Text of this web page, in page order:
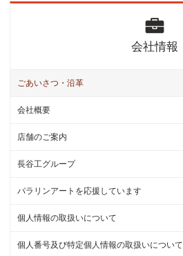
会社情報
ごあいさつ・沿革
会社概要
店舗のご案内
長谷工グループ
パラリンアートを応援しています
個人情報の取扱いについて
個人番号及び特定個人情報の取扱いについて